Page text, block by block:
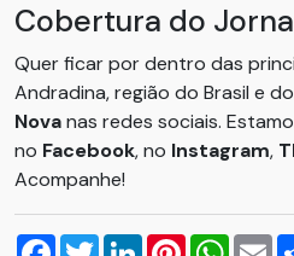
Cobertura do
Quer ficar por dentro das
Andradina, região do Brasil e
Novanas redes sociais.
no Facebook, no Instagram,
Acompanhe!
Facebook
TwitterLinkedInPinterest